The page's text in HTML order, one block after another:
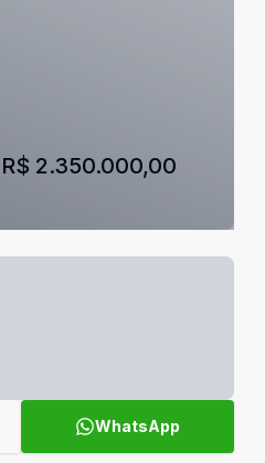
R$ 2.350.000,00
WhatsApp